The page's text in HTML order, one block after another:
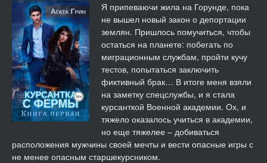
Я припеваючи жила на Горунде, пока
не вышел новый закон о депортации
землян. Пришлось помучиться, чтобы
остаться на планете: побегать по
миграционным службам, пройти кучу
тестов, попытаться заключить
фиктивный брак… В итоге меня взяли
на заметку спецслужбы, и я стала
курсанткой Военной академии. Ох, и
тяжело оказалось учиться в академии,
но еще тяжелее – добиваться
расположения мужчины своей мечты и вести опасные игры с
не менее опасным старшекурсником.